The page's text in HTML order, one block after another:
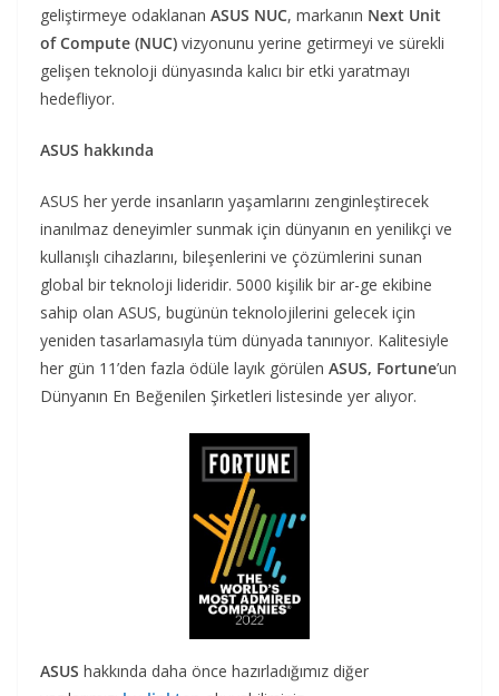
geliştirmeye odaklanan ASUS NUC, markanın Next Unit
of Compute (NUC) vizyonunu yerine getirmeyi ve sürekli
gelişen teknoloji dünyasında kalıcı bir etki yaratmayı
hedefliyor.
ASUS hakkında
ASUS her yerde insanların yaşamlarını zenginleştirecek
inanılmaz deneyimler sunmak için dünyanın en yenilikçi ve
kullanışlı cihazlarını, bileşenlerini ve çözümlerini sunan
global bir teknoloji lideridir. 5000 kişilik bir ar-ge ekibine
sahip olan ASUS, bugünün teknolojilerini gelecek için
yeniden tasarlamasıyla tüm dünyada tanınıyor. Kalitesiyle
her gün 11’den fazla ödüle layık görülen ASUS, Fortune’un
Dünyanın En Beğenilen Şirketleri listesinde yer alıyor.
ASUS hakkında daha önce hazırladığımız diğer